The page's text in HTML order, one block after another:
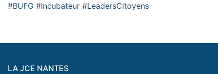
#BUFG #Incubateur #LeadersCitoyens
LA JCE NANTES